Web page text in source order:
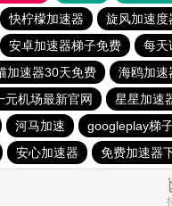
快柠檬加速器 旋风加速度
安卓加速器梯子免费 每天
加速器30天免费 海鸥加速
元机场最新官网 星星加速
河马加速 googleplay梯
安心加速器 免费加速器